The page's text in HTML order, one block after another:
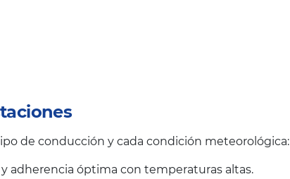
de conducción y cada condición meteorológica:
adherencia óptima con temperaturas altas.